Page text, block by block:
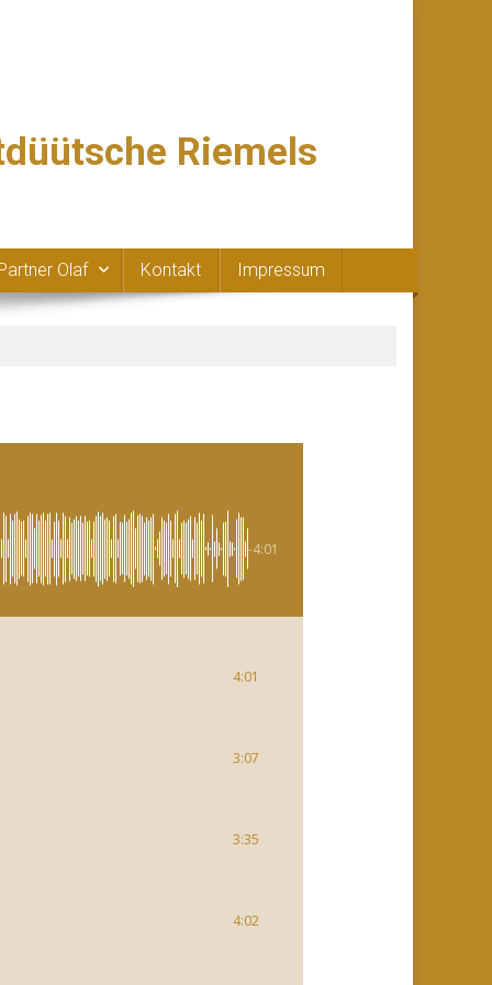
Riemels
Olaf Kontakt Impressum
-4:01
4:01
3:07
3:35
4:02